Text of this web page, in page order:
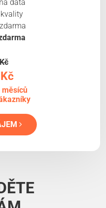
data
měsíců